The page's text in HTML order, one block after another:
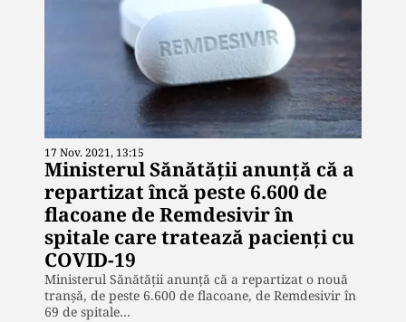
17 Nov. 2021, 13:15
Ministerul Sănătăţii anunţă că a
repartizat încă peste 6.600 de
flacoane de Remdesivir în
spitale care tratează pacienţi cu
COVID-19
Ministerul Sănătăţii anunţă că a repartizat o nouă
tranşă, de peste 6.600 de flacoane, de Remdesivir în
69 de spitale…